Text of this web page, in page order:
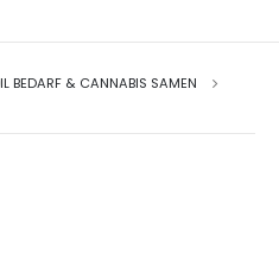
BEDARF & CANNABIS SAMEN